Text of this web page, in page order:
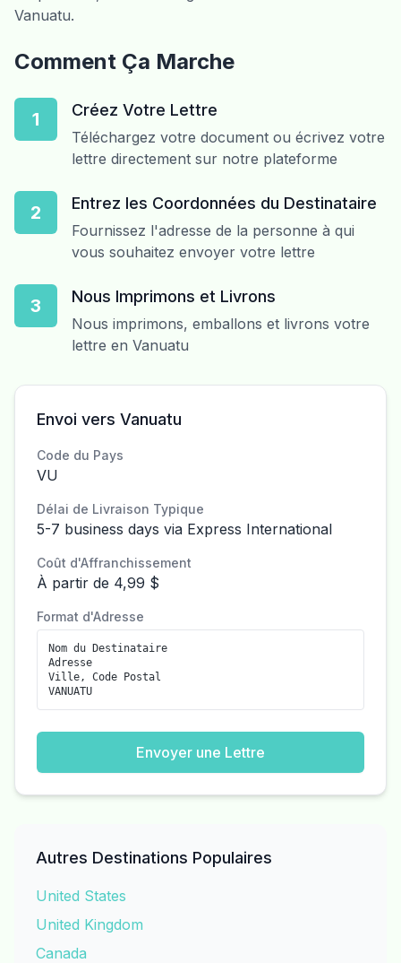
Vanuatu.
Comment Ça Marche
1 Créez Votre Lettre
Téléchargez votre document ou écrivez votre
lettre directement sur notre plateforme
2 Entrez les Coordonnées du Destinataire
Fournissez l'adresse de la personne à qui
vous souhaitez envoyer votre lettre
3 Nous Imprimons et Livrons
Nous imprimons, emballons et livrons votre
lettre en Vanuatu
Envoi vers Vanuatu
Code du Pays
VU
Délai de Livraison Typique
5-7 business days via Express International
Coût d'Affranchissement
À partir de 4,99 $
Format d'Adresse
Nom du Destinataire
Adresse
Ville, Code Postal
VANUATU
Envoyer une Lettre
Autres Destinations Populaires
United States
United Kingdom
Canada